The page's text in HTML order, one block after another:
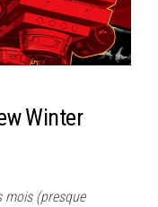
Winter
mois (presque